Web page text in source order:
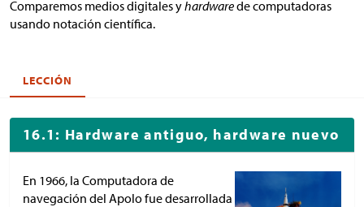
Comparemos medios digitales yhardwarede computadoras
usando notación científica.
LECCIÓN
16.1: Hardware antiguo, hardware nuevo
En 1966, la Computadora de
navegación del Apolo fue desarrollada